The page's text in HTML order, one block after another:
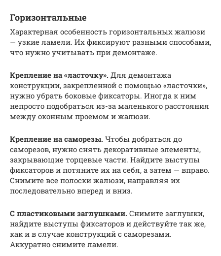
Горизонтальные
Характерная особенность горизонтальных жалюзи
— узкие ламели. Их фиксируют разными способами,
что нужно учитывать при демонтаже.
Крепление на «ласточку». Для демонтажа
конструкции, закрепленной с помощью «ласточки»,
нужно убрать боковые фиксаторы. Иногда к ним
непросто подобраться из-за маленького расстояния
между оконным проемом и жалюзи.
Крепление на саморезы. Чтобы добраться до
саморезов, нужно снять декоративные элементы,
закрывающие торцевые части. Найдите выступы
фиксаторов и потяните их на себя, а затем — вправо.
Снимите все полоски жалюзи, направляя их
последовательно вперед и вниз.
С пластиковыми заглушками. Снимите заглушки,
найдите выступы фиксаторов и действуйте так же,
как и в случае конструкций с саморезами.
Аккуратно снимите ламели.